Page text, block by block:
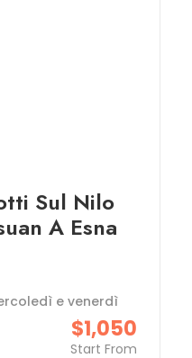
Sul Nilo
A Esna
$1,050
Start From
e venerdì